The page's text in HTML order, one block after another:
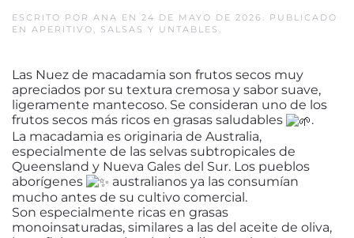
ESCRITO POR ANA EN 24 DE MAYO DE 2026 . PUBLICADO
EN APERITIVO , SALSAS Y UNTABLES .
Las Nuez de macadamia son frutos secos muy
apreciados por su textura cremosa y sabor suave,
ligeramente mantecoso. Se consideran uno de los
frutos secos más ricos en grasas saludables
.
La macadamia es originaria de Australia,
especialmente de las selvas subtropicales de
Queensland y Nueva Gales del Sur. Los pueblos
aborígenes
australianos ya las consumían
mucho antes de su cultivo comercial.
Son especialmente ricas en grasas
monoinsaturadas, similares a las del aceite de oliva,